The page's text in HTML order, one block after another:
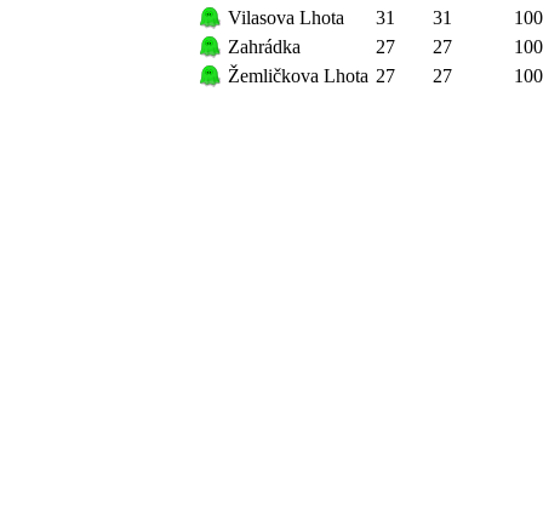
Vilasova Lhota
31 31
Zahrádka
27 27
Žemličkova Lhota 27 27